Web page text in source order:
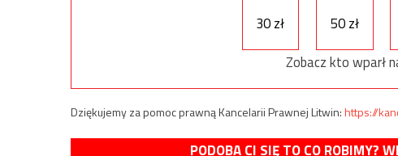
30 zł
50 zł
Zobacz kto wparł
Dziękujemy za pomoc prawną Kancelarii Prawnej Litwin:https://
PODOBA CI SIĘ TO CO ROBIMY?